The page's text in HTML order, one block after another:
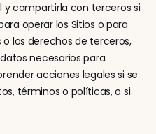
y compartirla con terceros si
operar los Sitios o para
los derechos de terceros,
necesarios para
acciones legales si se
términos o políticas, o si